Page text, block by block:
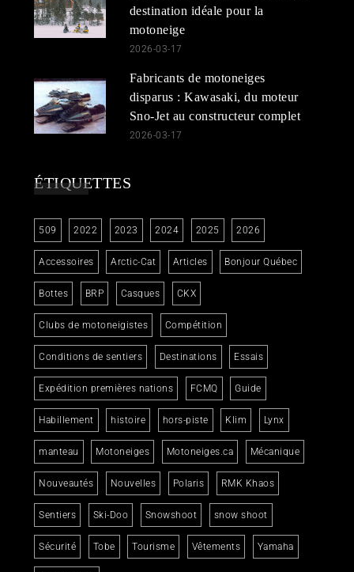
destination idéale pour la
motoneige
2026-03-17
Fabricants de motoneiges
disparus : Kawasaki, du moteur
Sno-Jet au constructeur complet
2026-03-17
ÉTIQUETTES
509 2022 2023 2024 2025 2026
Accessoires Arctic-Cat Articles Bonjour Québec
Bottes BRP Casques CKX
Clubs de motoneigistes Compétition
Conditions de sentiers Destinations Essais
Expédition premières nations FCMQ Guide
Habillement histoire hors-piste Klim Lynx
manteau Motoneiges Motoneiges.ca Mécanique
Nouveautés Nouvelles Polaris RMK Khaos
Sentiers Ski-Doo Snowshoot snow shoot
Sécurité Tobe Tourisme Vêtements Yamaha